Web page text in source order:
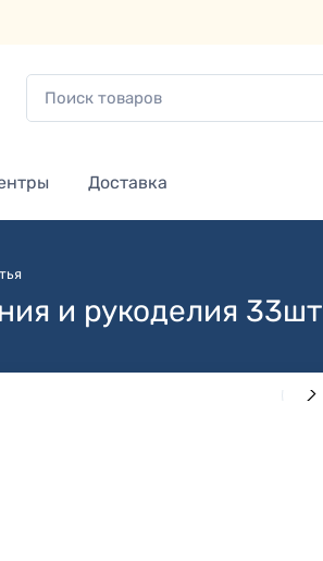
Доставка
и рукоделия 33шт